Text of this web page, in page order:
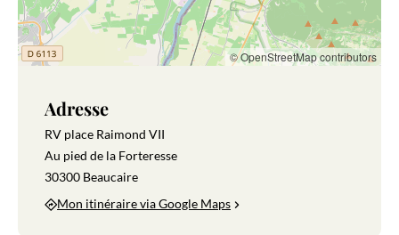
© OpenStreetMap contributors
Adresse
RV place Raimond VII
Au pied de la Forteresse
30300 Beaucaire
Mon itinéraire via Google Maps